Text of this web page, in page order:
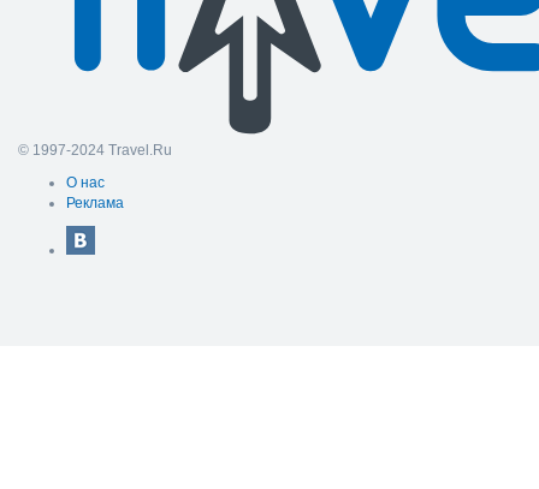
© 1997-2024 Travel.Ru
О нас
Реклама